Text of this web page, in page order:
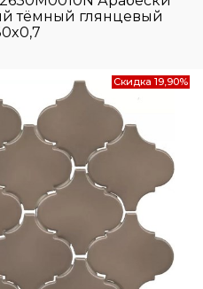
тёмный глянцевый
Скидка 19,90%